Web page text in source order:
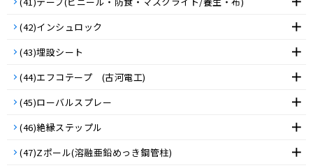
(42)インシュロック
(43)埋設シート
(44)エフコテープ (古河電工)
(45)ローバルスプレー
(46)絶縁ステップル
(47)Zポール(溶融亜鉛めっき鋼管柱)